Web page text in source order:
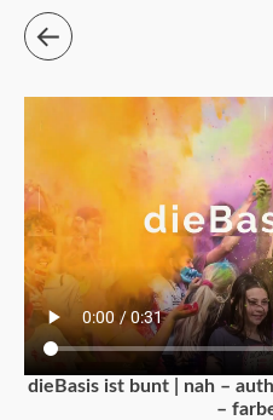
dieBasis ist bunt | nah –
–